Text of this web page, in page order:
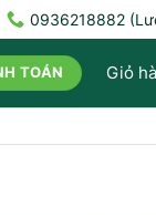
0936218882
TOÁN Giỏ